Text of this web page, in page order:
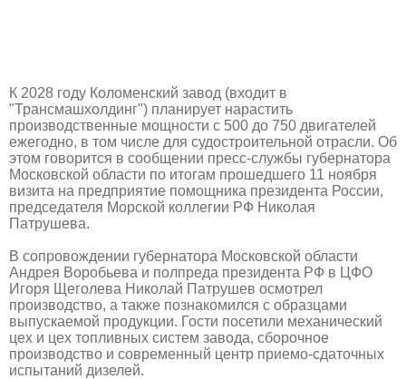
К 2028 году Коломенский завод (входит в
"Трансмашхолдинг") планирует нарастить
производственные мощности с 500 до 750 двигателей
ежегодно, в том числе для судостроительной отрасли. Об
этом говорится в сообщении пресс-службы губернатора
Московской области по итогам прошедшего 11 ноября
визита на предприятие помощника президента России,
председателя Морской коллегии РФ Николая
Патрушева.
В сопровождении губернатора Московской области
Андрея Воробьева и полпреда президента РФ в ЦФО
Игоря Щеголева Николай Патрушев осмотрел
производство, а также познакомился с образцами
выпускаемой продукции. Гости посетили механический
цех и цех топливных систем завода, сборочное
производство и современный центр приемо-сдаточных
испытаний дизелей.